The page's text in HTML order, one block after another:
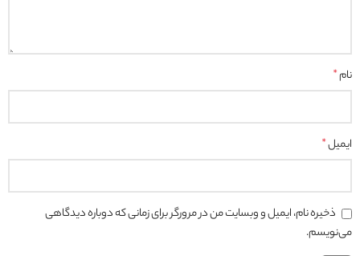
نام*
ایمیل*
ذخیره نام، ایمیل و وبسایت من در مرورگر برای زمانی که دوباره دیدگاهی
می‌نویسم.